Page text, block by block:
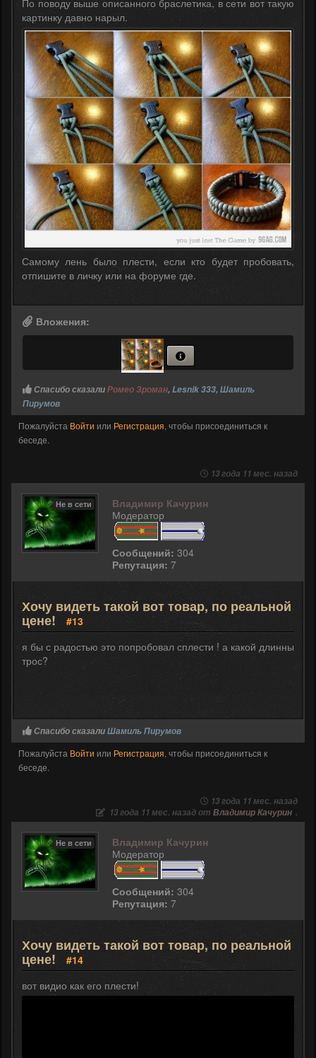
картинку давно нарыл.
Самому лень было плести, если кто будет пробовать,
отпишите в личку или на форуме где.
Вложения:
Спасибо сказалиРомео Зроман, Lesnik 333, Шамиль
Пирумов
Пожалуйста Войти или Регистрация, чтобы присоединиться к
беседе.
13 года 11 мес. назад
Не в сети
Владимир Качурин
Модератор
Сообщений: 304
Репутация: 7
Хочу видеть такой вот товар, по реальной
цене!
#13
я бы с радостью это попробовал сплести ! а какой длинны
трос?
Спасибо сказалиШамиль Пирумов
Пожалуйста Войти или Регистрация, чтобы присоединиться к
беседе.
13 года 11 мес. назад
13 года 11 мес. назад от Владимир Качурин .
Не в сети
Владимир Качурин
Модератор
Сообщений: 304
Репутация: 7
Хочу видеть такой вот товар, по реальной
цене!
#14
вот видио как его плести!